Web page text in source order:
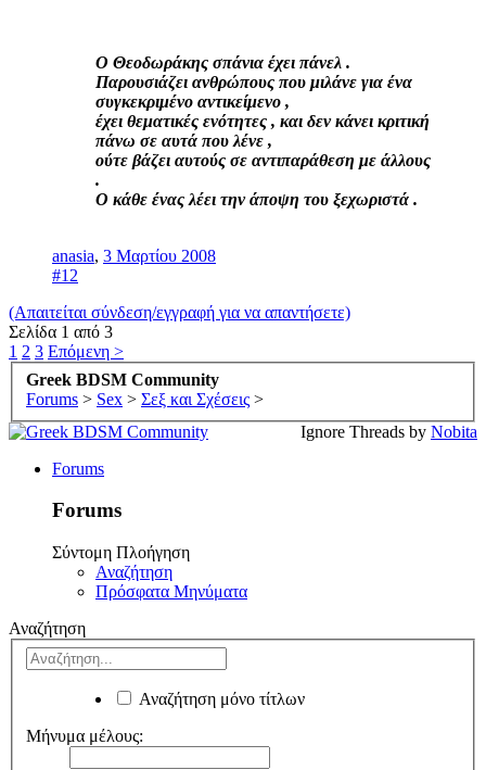
O Θεοδωράκης σπάνια έχει πάνελ .
Παρουσιάζει ανθρώπους που μιλάνε για ένα
συγκεκριμένο αντικείμενο ,
έχει θεματικές ενότητες , και δεν κάνει κριτική
πάνω σε αυτά που λένε ,
ούτε βάζει αυτούς σε αντιπαράθεση με άλλους
.
Ο κάθε ένας λέει την άποψη του ξεχωριστά .
anasia, 3 Μαρτίου 2008
#12
(Απαιτείται σύνδεση/εγγραφή για να απαντήσετε)
Σελίδα 1 από 3
1 2 3 Επόμενη >
Greek BDSM Community
Forums > Sex > Σεξ και Σχέσεις >
Ignore Threads by Nobita
Forums
Forums
Σύντομη Πλοήγηση
Αναζήτηση
Πρόσφατα Μηνύματα
Αναζήτηση
Αναζήτηση μόνο τίτλων
Μήνυμα μέλους: